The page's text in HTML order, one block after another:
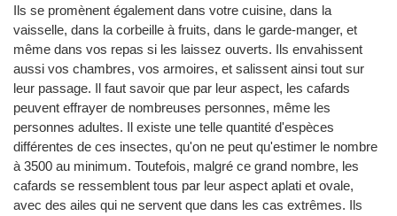
Ils se promènent également dans votre cuisine, dans la
vaisselle, dans la corbeille à fruits, dans le garde-manger, et
même dans vos repas si les laissez ouverts. Ils envahissent
aussi vos chambres, vos armoires, et salissent ainsi tout sur
leur passage. Il faut savoir que par leur aspect, les cafards
peuvent effrayer de nombreuses personnes, même les
personnes adultes. Il existe une telle quantité d'espèces
différentes de ces insectes, qu'on ne peut qu'estimer le nombre
à 3500 au minimum. Toutefois, malgré ce grand nombre, les
cafards se ressemblent tous par leur aspect aplati et ovale,
avec des ailes qui ne servent que dans les cas extrêmes. Ils